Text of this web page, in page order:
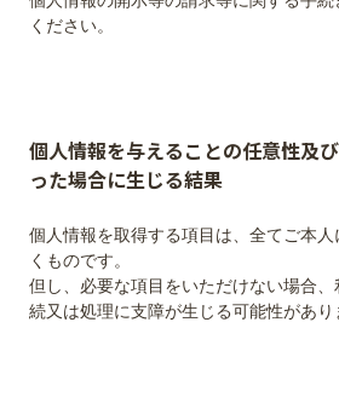
個人情報を与えることの任意性及
った場合に生じる結果
個⼈情報を取得する項⽬は、全てご本
くものです。
但し、必要な項⽬をいただけない場合